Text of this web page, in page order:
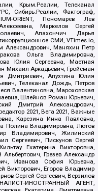
Крым.Реалии, Телеканал
Сибирь.Реалии, Фактограф,
ORIENT, Пономарев Лев
Маркелов Сергей
Апахончич Дарья
СМИ, VTimes.io,
Александрович, Маняхин Петр
Ольга Владимировна,
Юлия Сергеевна, Маетная
Михаил Аркадьевич, Гройсман
Дмитриевич, Апухтина Юлия
Телеканал Дождь, Петров
Валентиновна, Мароховская
Шлейнов Роман Юрьевич,
Дмитрий Александрович,
2021, Вега 2021, Важные
Карезина Инна Павловна,
Полина Владимировна, Лютов
Владимирович, Жилинский
Сергеевич, Пискунов Сергей
Екатерина Викторовна,
Грезев Александр
Иванова София Юрьевна,
Викторович, Егоров Владимир
Сергей Сергеевич, Верзилов
ИНОСТРАННЫЙ АГЕНТ,